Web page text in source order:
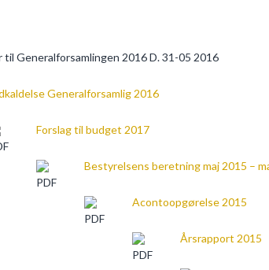
til Generalforsamlingen 2016 D. 31-05 2016
Generalforsamlig 2016
Forslag til budget 2017
Bestyrelsens beretning maj 2015 –
Acontoopgørelse 2015
Årsrapport 2015